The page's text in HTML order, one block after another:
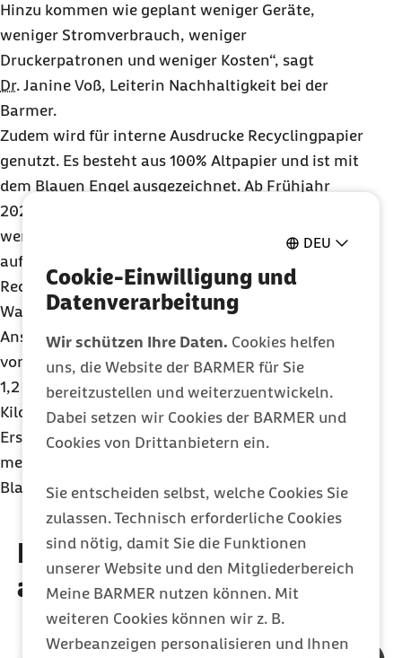
DEU
Cookie-Einwilligung und
Datenverarbeitung
Wir schützen Ihre Daten. Cookies helfen
uns, die Website der BARMER für Sie
bereitzustellen und weiterzuentwickeln.
Dabei setzen wir Cookies der BARMER und
Cookies von Drittanbietern ein.
Sie entscheiden selbst, welche Cookies Sie
zulassen. Technisch erforderliche Cookies
sind nötig, damit Sie die Funktionen
unserer Website und den Mitgliederbereich
Meine BARMER nutzen können. Mit
weiteren Cookies können wir z. B.
Werbeanzeigen personalisieren und Ihnen
Hinzu kommen wie geplant weniger Geräte,
weniger Stromverbrauch, weniger
Druckerpatronen und weniger Kosten“, sagt
Dr. Janine Voß, Leiterin Nachhaltigkeit bei der
Barmer.
Zudem wird für interne Ausdrucke Recyclingpapier
genutzt. Es besteht aus 100% Altpapier und ist mit
dem Blauen Engel ausgezeichnet. Ab Frühjahr
2022 soll es auch für Kundenschreiben verwendet
werden, wenn die Frischfaserpapier-Vorräte
aufgebraucht sind. Die Produktion von
Recyclingpapier bringt eine Ersparnis von 83%
Wasser, 72% Energie und 53% der
Anstelle von bis zu 2,2 kgHolzfür die Herstellung
von einem Kilogramm Frischfaserpapier werden
1,2 kg Altpapier für die Herstellung von einem
KilogrammRecyclingpapier eingesetzt. Die
Ersparnis an Holz liegt entsprechend bei 100%. Am
meisten entlastet die Umwelt aber weiterhin jedes
Blatt Papier, das nicht bedruckt wird.
Diese Artikel könnten Sie
auch interessieren